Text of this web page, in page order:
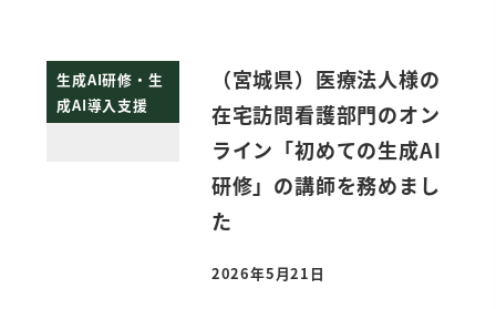
生成AI研修・生
成AI導入支援
（宮城県）医療法人様の
在宅訪問看護部門のオン
ライン「初めての生成AI
研修」の講師を務めまし
た
投稿日
2026年5月21日